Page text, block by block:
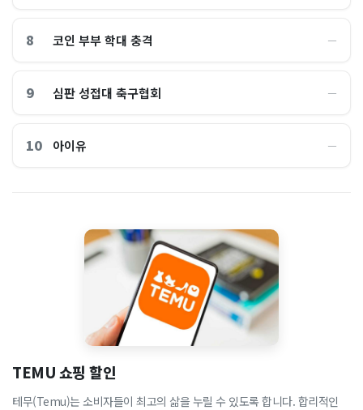
8 코인 부부 학대 충격 ―
9 심판 성접대 축구협회 ―
10 아이유 ―
TEMU 쇼핑 할인
테무(Temu)는 소비자들이 최고의 삶을 누릴 수 있도록 합니다. 합리적인